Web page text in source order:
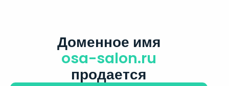
Доменное имя
osa-salon.ru
продается